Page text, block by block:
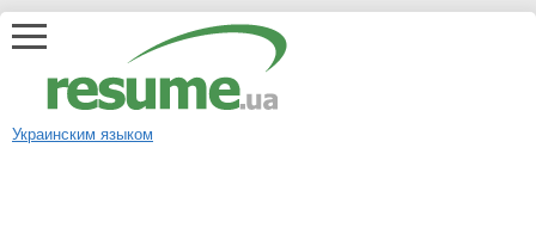
Украинским языком